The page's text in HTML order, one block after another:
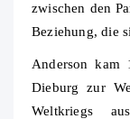
zwischen den
Beziehung, die
Anderson kam
Dieburg zur
Weltkriegs